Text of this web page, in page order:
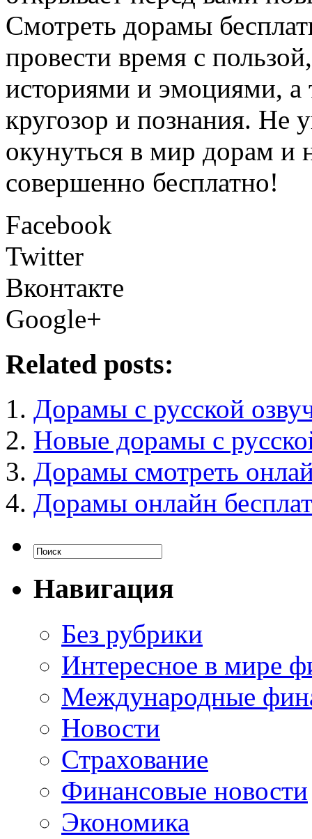
Смотреть дорамы
провести время с
историями и эмоциями, а
кругозор и познания. Не
окунуться в мир дорам и
совершенно бесплатно!
Facebook
Twitter
Вконтакте
Google+
Related posts:
Дорамы с русской
Новые дорамы с
Дорамы смотреть
Дорамы онлайн
Навигация
Без рубрики
Интересное в мире
Международные
Новости
Страхование
Финансовые новости
Экономика